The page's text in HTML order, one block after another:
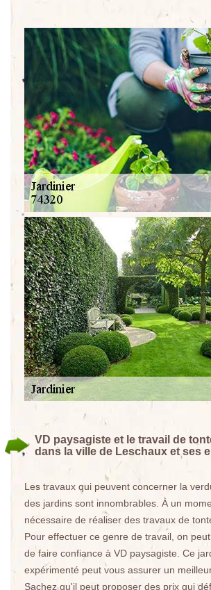
VD paysagiste et le travail de
dans la ville de Leschaux et ses
Les travaux qui peuvent concerner la
des jardins sont innombrables. À un
nécessaire de réaliser des travaux de
Pour effectuer ce genre de travail, on
de faire confiance à VD paysagiste. Ce
expérimenté peut vous assurer un
Sachez qu'il peut proposer des prix qui